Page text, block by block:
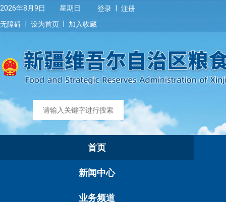
2026年8月9日 星期日 登录
注册
无障碍
设为首页 加入收藏
首页
新闻中心
业务频道